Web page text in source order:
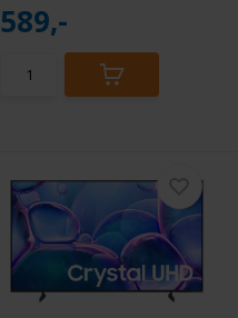
589,-